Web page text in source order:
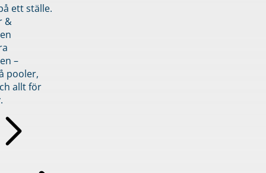
ett ställe.
&
–
pooler,
allt för